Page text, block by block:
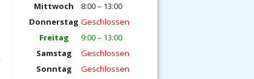
Mittwoch
8:00 – 13:00
Donnerstag Geschlossen
Freitag
9:00 – 13:00
Samstag
Geschlossen
Sonntag
Geschlossen